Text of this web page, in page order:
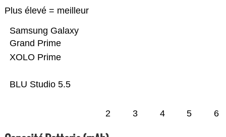
Plus élevé = meilleur
BLU Studio 5.5
XOLO Prime
Samsung Galaxy
Grand Prime
2 3 4 5 6